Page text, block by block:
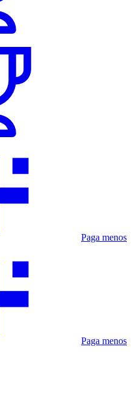
Paga menos
Paga menos